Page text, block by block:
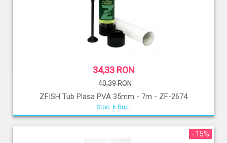
34,33 RON
40,39 RON
ZFISH Tub Plasa PVA 35mm - 7m - ZF-2674
Stoc: 6 Buc.
- 15%